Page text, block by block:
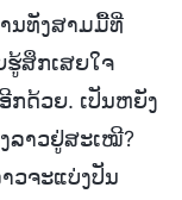
ານທັງສາມມື້ທີ່
ສຶກເສຍໃຈ
ກດ້ວຍ. ເປັນຫຍັງ
ລາວຢູ່ສະເໝີ?
ວຈະແບ່ງປັນ